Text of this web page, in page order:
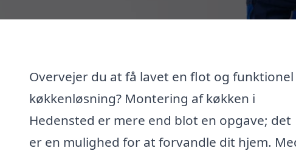
Overvejer du at få lavet en flot og funktionel
køkkenløsning? Montering af køkken i
Hedensted er mere end blot en opgave; det
er en mulighed for at forvandle dit hjem.